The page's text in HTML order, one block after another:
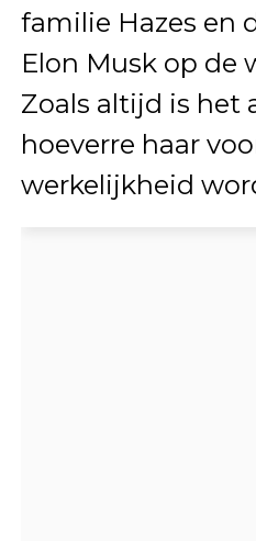
familie Hazes en
Elon Musk op de
Zoals altijd is het
hoeverre haar
werkelijkheid